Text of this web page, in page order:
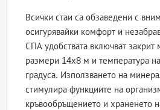
Всички стаи са обзаведени с
осигурявайки комфорт и
СПА удобствата включват
размери 14х8 м и температура
градуса. Използването на
стимулира функциите на
кръвообръщението и храненето